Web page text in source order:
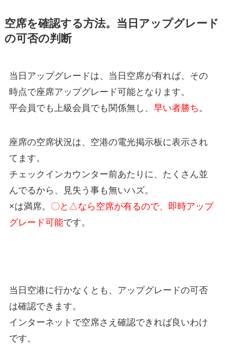
空席を確認する方法。当日アップグレード
の可否の判断
当日アップグレードは、当日空席が有れば、その
時点で座席アップグレード可能となります。
平会員でも上級会員でも関係無し、 早い者勝ち 。
座席の空席状況は、空港の電光掲示板に表示され
てます。
チェックインカウンター前あたりに、たくさん並
んでるから、見失う事も無いハズ。
×は満席。 〇と△なら空席が有るので、即時アップ
グレード可能です。
当日空港に行かなくとも、アップグレードの可否
は確認できます。
インターネットで空席さえ確認できれば良いわけ
です。